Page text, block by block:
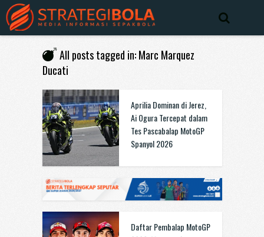
All posts tagged in: Marc Marquez
Ducati
Aprilia Dominan di Jerez,
Ai Ogura Tercepat dalam
Tes Pascabalap MotoGP
Spanyol 2026
Daftar Pembalap MotoGP